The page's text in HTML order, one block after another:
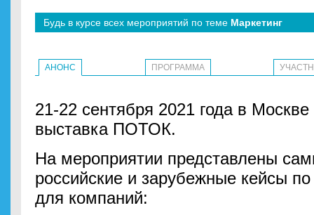
Будь в курсе всех мероприятий по теме Маркетинг
АНОНС ПРОГРАММА
21-22 сентября 2021 года в
выставка ПОТОК.
На мероприятии представлены
российские и зарубежные кейсы
для компаний: